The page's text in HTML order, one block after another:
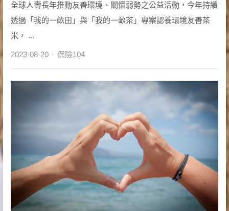
全球人壽長年推動友善環境、關懷弱勢之公益活動，今年持續
透過「我的一畝田」與「我的一畝茶」專案認養環境友善茶
米， ...
2023-08-20 Author
保險104